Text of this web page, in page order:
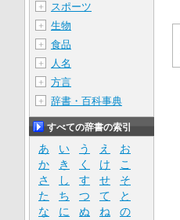
＋ スポーツ
＋ 生物
＋ 食品
＋ 人名
＋ 方言
＋ 辞書・百科事典
すべての辞書の索引
あ い う え
お
か
き く け
こ
さ
し す せ
そ
た
ち つ て
と
な
に ぬ ね
の